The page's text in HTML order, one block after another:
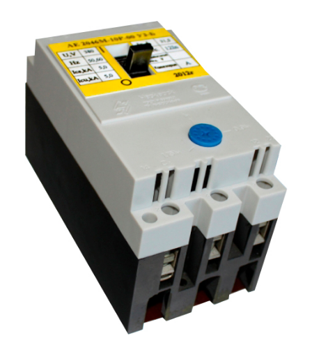
диэлектрические
Стремянки с
Стремянки с
опорой
Ширмы
РЗА (шторы)
Штендеры
Щиты